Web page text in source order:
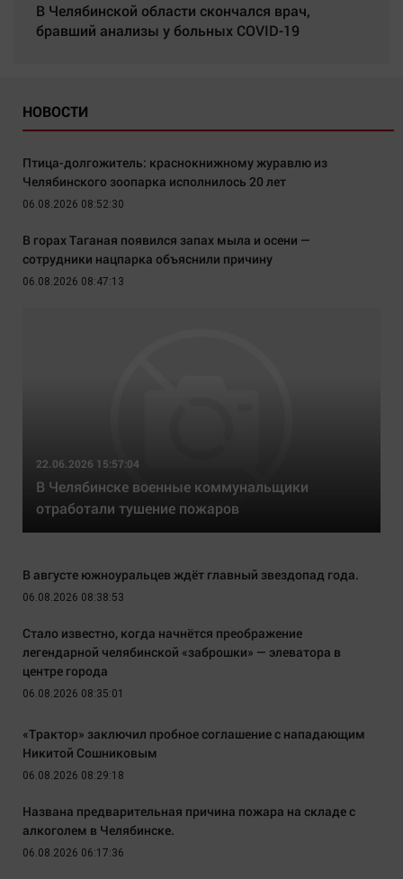
В Челябинской области скончался врач,
бравший анализы у больных COVID-19
НОВОСТИ
Птица-долгожитель: краснокнижному журавлю из
Челябинского зоопарка исполнилось 20 лет
06.08.2026 08:52:30
В горах Таганая появился запах мыла и осени —
сотрудники нацпарка объяснили причину
06.08.2026 08:47:13
22.06.2026 15:57:04
В Челябинске военные коммунальщики
отработали тушение пожаров
В августе южноуральцев ждёт главный звездопад года.
06.08.2026 08:38:53
Стало известно, когда начнётся преображение
легендарной челябинской «заброшки» — элеватора в
центре города
06.08.2026 08:35:01
«Трактор» заключил пробное соглашение с нападающим
Никитой Сошниковым
06.08.2026 08:29:18
Названа предварительная причина пожара на складе с
алкоголем в Челябинске.
06.08.2026 06:17:36